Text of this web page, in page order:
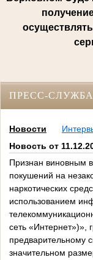
ПРЕСС-СЛУЖБА
Новости
Новость от
Признан виновным
покушений на
наркотических
использованием
сеть «Интернет»)»,
предварительному
значительном